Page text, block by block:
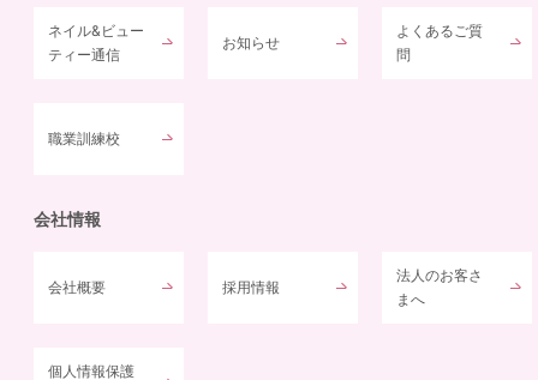
ネイル&ビュー
ティー通信
お知らせ
よくあるご質
問
職業訓練校
会社情報
会社概要 採用情報
法人のお客さ
まへ
個人情報保護